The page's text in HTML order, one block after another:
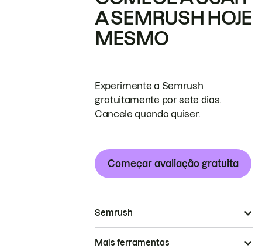
A SEMRUSH HOJE
MESMO
Experimente a Semrush
gratuitamente por sete dias.
Cancele quando quiser.
Começar avaliação gratuita
Semrush
Mais ferramentas